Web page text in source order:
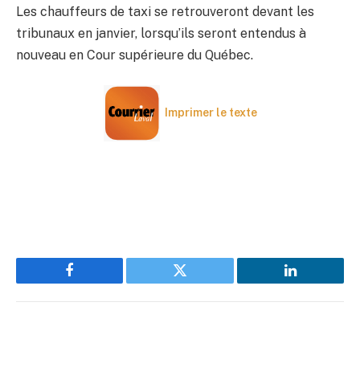
Les chauffeurs de taxi se retrouveront devant les
tribunaux en janvier, lorsqu’ils seront entendus à
nouveau en Cour supérieure du Québec.
Imprimer le texte
Facebook Twitter LinkedIn